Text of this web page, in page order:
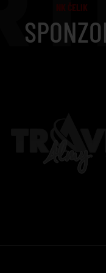
NK ČELIK